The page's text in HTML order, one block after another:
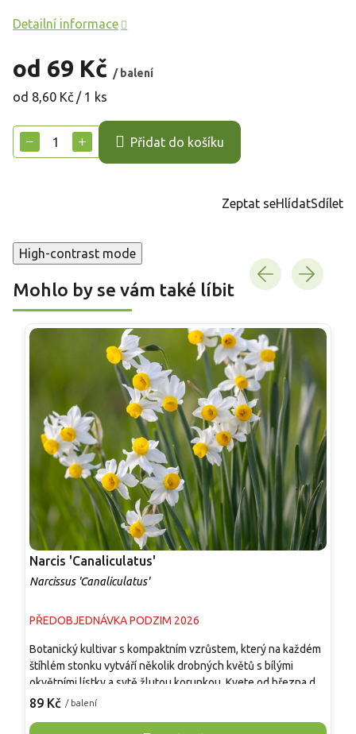
od 69 Kč / balení
Měrná
od 8,60 Kč / 1 ks
+
− Přidat do košíku
Detailní informace
Zeptat seHlídatSdílet
High-contrast mode
Mohlo by se vám také líbit
Narcis 'Canaliculatus'
Narcissus 'Canaliculatus'
PŘEDOBJEDNÁVKA PODZIM 2026
89 Kč / balení
Botanický kultivar s kompaktním vzrůstem, který na každém
štíhlém stonku vytváří několik drobných květů s bílými
okvětními lístky a sytě žlutou korunkou. Kvete od března do
dubna a díky svému přirozenému vzhledu se výborně hodí